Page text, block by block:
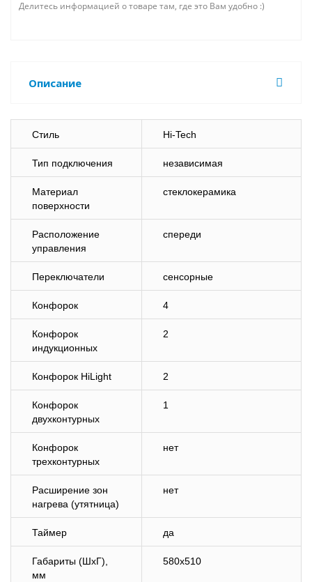
Делитесь информацией о товаре там, где это Вам удобно :)
Описание
Стиль Hi-Tech
Тип подключения независимая
Материал
поверхности
стеклокерамика
Расположение
управления
спереди
Переключатели сенсорные
Конфорок 4
Конфорок
индукционных
2
Конфорок HiLight 2
Конфорок
двухконтурных
1
Конфорок
трехконтурных
нет
Расширение зон
нагрева (утятница)
нет
Таймер да
Габариты (ШхГ),
мм
580x510